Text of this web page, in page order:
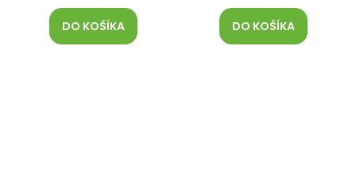
DO KOŠÍKA DO KOŠÍKA